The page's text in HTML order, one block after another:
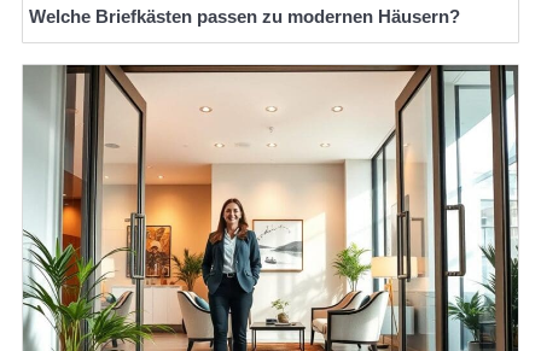
Welche Briefkästen passen zu modernen Häusern?